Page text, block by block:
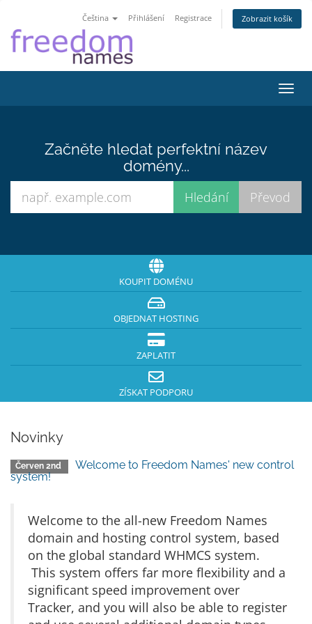
Čeština Přihlášení Registrace Zobrazit košík
Začněte hledat perfektní název
domény...
KOUPIT DOMÉNU
OBJEDNAT HOSTING
ZAPLATIT
ZÍSKAT PODPORU
Novinky
Červen 2nd
Welcome to Freedom Names' new control
system!
Welcome to the all-new Freedom Names
domain and hosting control system, based
on the global standard WHMCS system.
This system offers far more flexibility and a
significant speed improvement over
Tracker, and you will also be able to register